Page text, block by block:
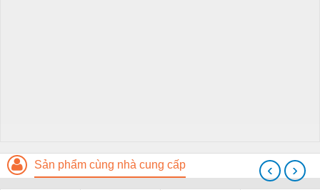
Sản phẩm cùng nhà cung cấp ‹ ›